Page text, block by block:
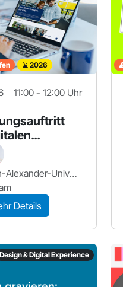
2026
11:00 - 12:00 Uhr
– FAU
Friedrich-Alexander-Universität Erlangen-Nürnberg.
Details
Design & Digital Experience